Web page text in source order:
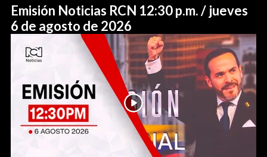
Emisión Noticias RCN 12:30 p.m. / jueves
6 de agosto de 2026